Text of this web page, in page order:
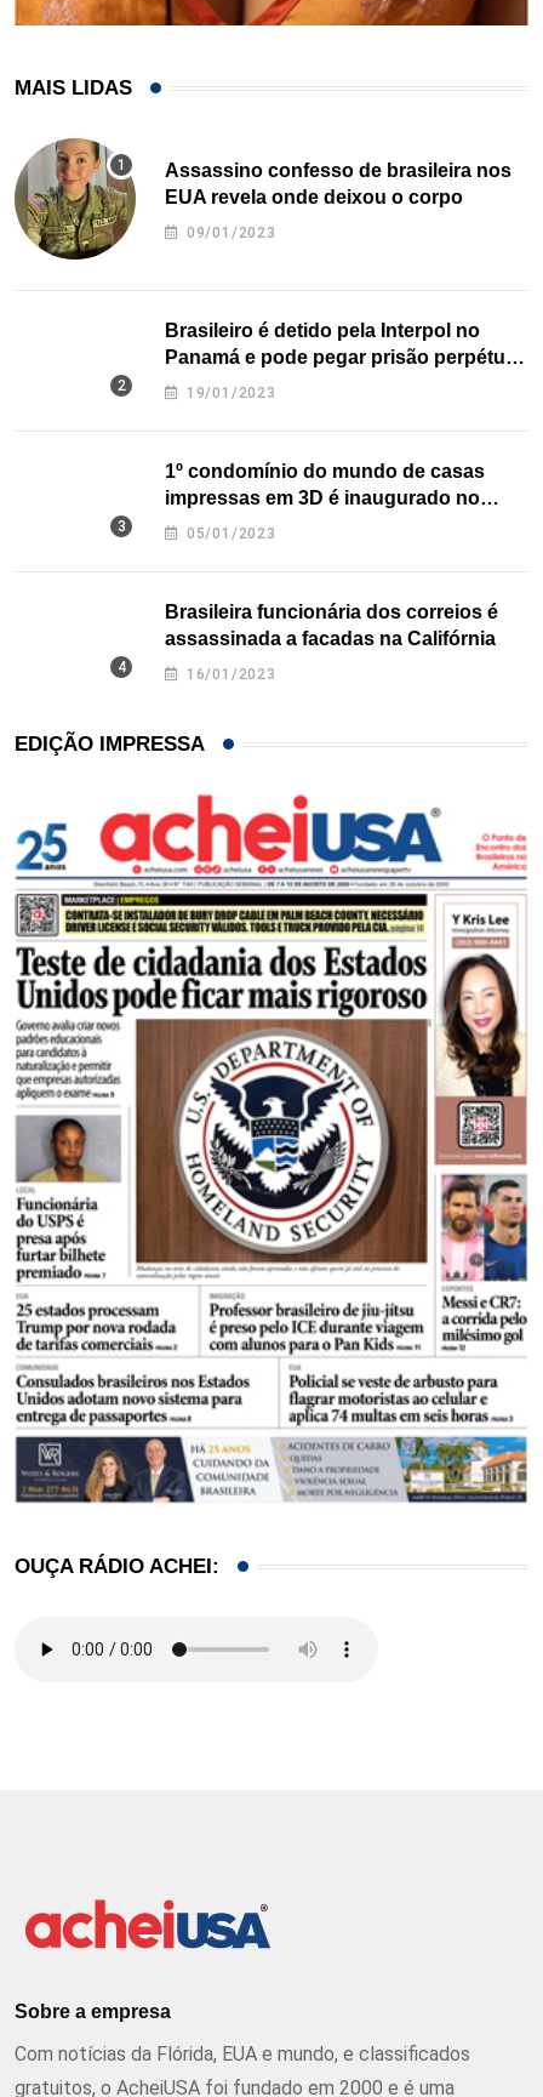
MAIS LIDAS
Assassino confesso de brasileira nos
EUA revela onde deixou o corpo
09/01/2023
Brasileiro é detido pela Interpol no
Panamá e pode pegar prisão perpétua
nos EUA
19/01/2023
1º condomínio do mundo de casas
impressas em 3D é inaugurado no
Texas
05/01/2023
Brasileira funcionária dos correios é
assassinada a facadas na Califórnia
16/01/2023
EDIÇÃO IMPRESSA
OUÇA RÁDIO ACHEI:
Sobre a empresa
Com notícias da Flórida, EUA e mundo, e classificados
gratuitos, o AcheiUSA foi fundado em 2000 e é uma